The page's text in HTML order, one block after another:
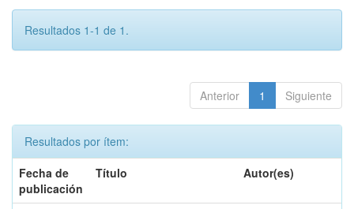
Resultados 1-1 de 1.
Anterior 1 Siguiente
Resultados por ítem:
Fecha de
publicación
Título Autor(es)